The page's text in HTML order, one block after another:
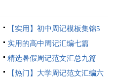
【实用】初中周记模板集锦5
篇实用的高中周记汇编七篇
精选暑假周记范文汇总九篇
【热门】大学周记范文汇编六